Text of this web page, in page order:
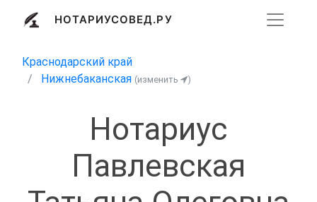
НОТАРИУСОВЕД.РУ
Краснодарский край
Нижнебаканская (изменить )
Нотариус
Павлевская